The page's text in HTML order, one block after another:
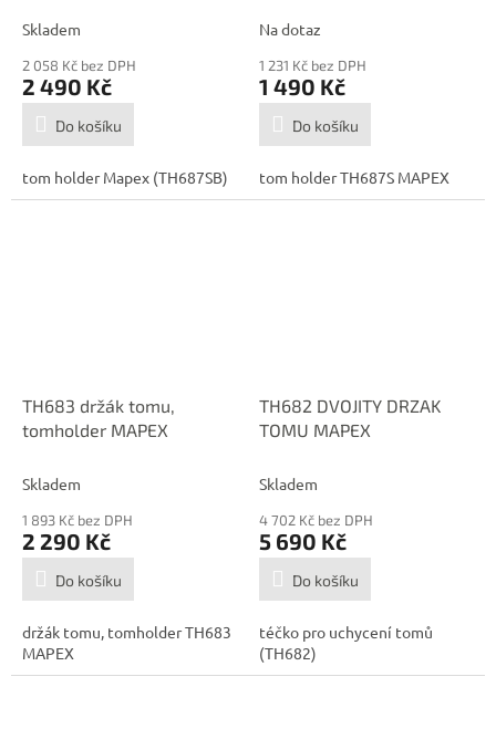
Skladem
2 058 Kč bez DPH
2 490 Kč
Do košíku
tom holder Mapex (TH687SB)
Na dotaz
1 231 Kč bez DPH
1 490 Kč
Do košíku
tom holder TH687S MAPEX
TH683 držák tomu,
tomholder MAPEX
Skladem
1 893 Kč bez DPH
2 290 Kč
Do košíku
držák tomu, tomholder TH683
MAPEX
TH682 DVOJITY DRZAK
TOMU MAPEX
Skladem
4 702 Kč bez DPH
5 690 Kč
Do košíku
téčko pro uchycení tomů
(TH682)